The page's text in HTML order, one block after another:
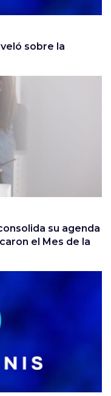
sobre la
su agenda
el Mes de la